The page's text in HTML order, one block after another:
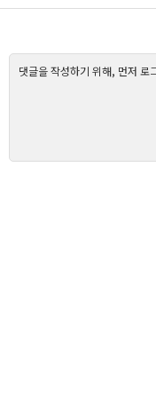
댓글을 작성하기 위해, 먼저 로